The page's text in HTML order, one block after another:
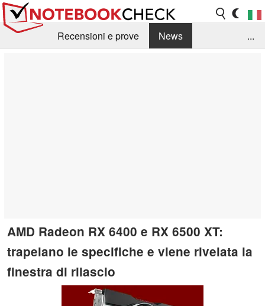
Recensioni e prove
News
...
AMD Radeon RX 6400 e RX 6500 XT:
trapelano le specifiche e viene rivelata la
finestra di rilascio